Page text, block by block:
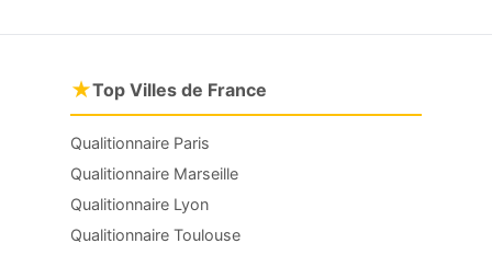
★Top Villes de France
Qualitionnaire Paris
Qualitionnaire Marseille
Qualitionnaire Lyon
Qualitionnaire Toulouse